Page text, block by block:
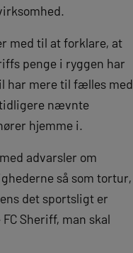
med til at forklare, at
penge i ryggen har
har mere til fælles med
tidligere nævnte
hjemme i.
advarsler om
så som tortur,
det sportsligt er
Sheriff, man skal